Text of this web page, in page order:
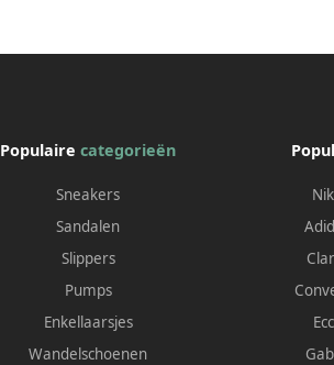
Populairecategorieën
Sneakers
Sandalen
Slippers
Pumps
Enkellaarsjes
Wandelschoenen